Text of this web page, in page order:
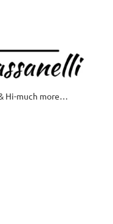
Hi-much more…